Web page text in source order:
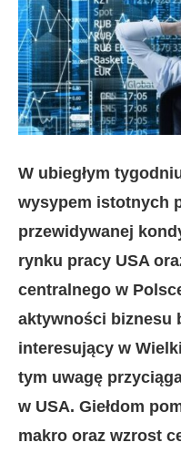
W ubiegłym
wysypem istotnych
przewidywanej
rynku pracy USA
centralnego w
aktywności biznesu
interesujący w
tym uwagę
w USA. Giełdom
makro oraz wzrost